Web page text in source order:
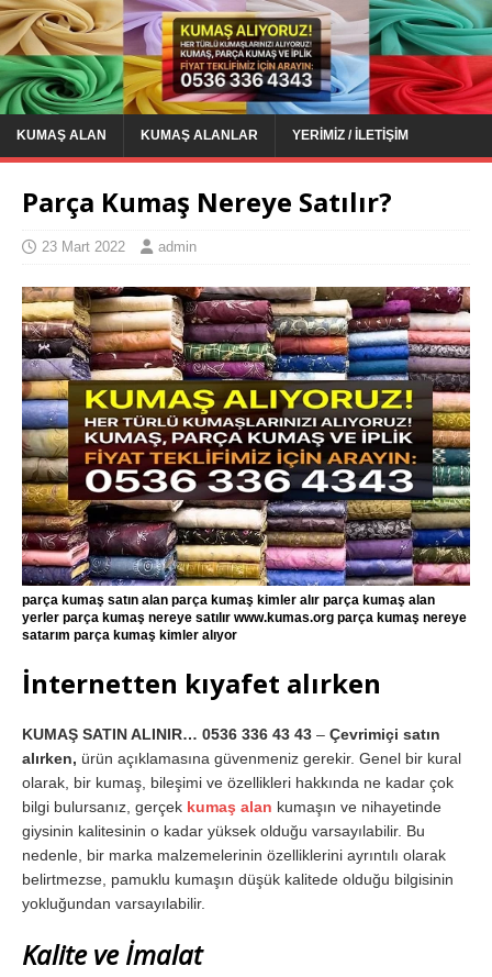
KUMAŞ ALAN KUMAŞ ALANLAR YERIMIZ / İLETIŞIM
Parça Kumaş Nereye Satılır?
23 Mart 2022 admin
parça kumaş satın alan parça kumaş kimler alır parça kumaş alan
yerler parça kumaş nereye satılır www.kumas.org parça kumaş nereye
satarım parça kumaş kimler alıyor
İnternetten kıyafet alırken
KUMAŞ SATIN ALINIR… 0536 336 43 43 – Çevrimiçi satın
alırken, ürün açıklamasına güvenmeniz gerekir. Genel bir kural
olarak, bir kumaş, bileşimi ve özellikleri hakkında ne kadar çok
bilgi bulursanız, gerçek kumaş alan kumaşın ve nihayetinde
giysinin kalitesinin o kadar yüksek olduğu varsayılabilir. Bu
nedenle, bir marka malzemelerinin özelliklerini ayrıntılı olarak
belirtmezse, pamuklu kumaşın düşük kalitede olduğu bilgisinin
yokluğundan varsayılabilir.
Kalite ve İmalat